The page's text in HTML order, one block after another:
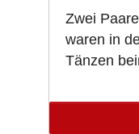
Zwei
waren in
Tänzen